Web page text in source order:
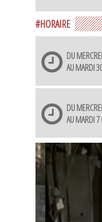
#HORAIRE
DU
AU MARDI
DU
AU MARDI